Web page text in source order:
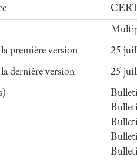
première version
25
dernière version
25